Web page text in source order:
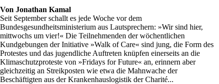
Von Jonathan Kamal
Seit September schallt es jede Woche vor dem
Bundesgesundheitsministerium aus Lautsprechern: »Wir sind hier,
mittwochs um vier!« Die Teilnehmenden der wöchentlichen
Kundgebungen der Initiative »Walk of Care« sind jung, die Form des
Protestes und das jugendliche Auftreten knüpfen einerseits an die
Klimaschutzproteste von »Fridays for Future« an, erinnern aber
gleichzeitig an Streikposten wie etwa die Mahnwache der
Beschäftigten aus der Krankenhauslogistik der Charité...